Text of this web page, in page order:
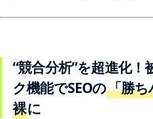
“競合分析”を超進化！
ク機能でSEOの「勝ち
裸に